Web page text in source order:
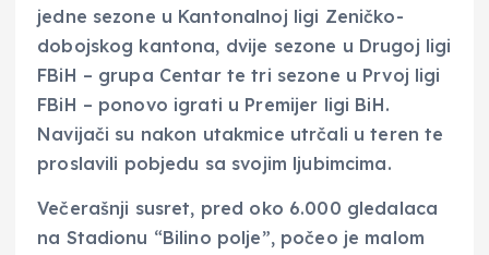
jedne sezone u Kantonalnoj ligi Zeničko-
dobojskog kantona, dvije sezone u Drugoj ligi
FBiH – grupa Centar te tri sezone u Prvoj ligi
FBiH – ponovo igrati u Premijer ligi BiH.
Navijači su nakon utakmice utrčali u teren te
proslavili pobjedu sa svojim ljubimcima.
Večerašnji susret, pred oko 6.000 gledalaca
na Stadionu “Bilino polje”, počeo je malom